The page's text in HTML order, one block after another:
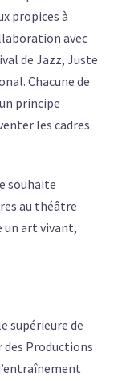
propices à
avec
de Jazz, Juste
Chacune de
principe
les cadres
souhaite
au théâtre
un art vivant,
supérieure de
Productions